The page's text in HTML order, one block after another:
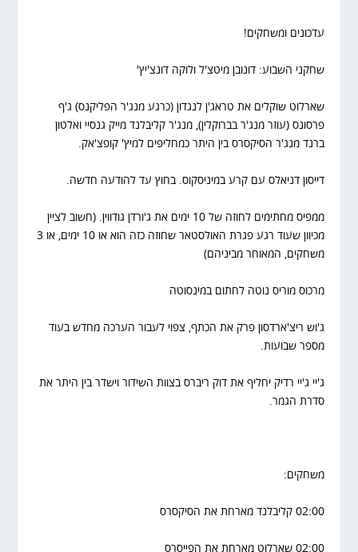
עדכונים ומשחקים!
שחקני השבוע: דונובן מיטצ'ל ולוקה דונצ'יץ'
שארלוט שוקלים את טראג'ן לנגדון (כרגע מנג'ר הפליקנס) ג'ף
פרסונס (עוזר מנג'ר בברוקלין), מנג'ר קליבלנד מייק גנסיי ואלטון
ברנד מנג'ר הסיקסרס בין היתר כמחליפים למיץ' קופצ'אק.
דייסון דניאלס עם קרע במיניסקוס. בחוץ עד להודעה חדשה.
ממפיס מחתימים לחוזה של 10 ימים את ג'ורדן גודווין. (חשוב לציין
מכיוון שעוד רגע פגרת האולסטאר שחוזה כזה הוא או 10 ימים, או 3
משחקים, המאוחר מביניהם)
מרכוס מוריס נוטה לחתום במינסוטה
ג'וש ריצ'ארדסון פרק את הכתף, צפוי לעבור הערכה מחדש בעוד
מספר שבועות.
ג'יי ג'יי רדיק יחליף את דוק ריברס בצוות השידור וישדר בין היתר את
סדרת הגמר.
משחקים:
02:00 קליבלנד מארחת את הסיקסרס
02:00 שארלוט מארחת את הפייסרס